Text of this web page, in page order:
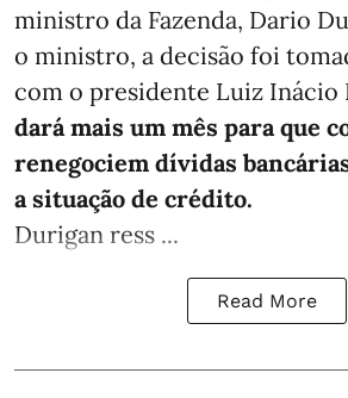
ministro da Fazenda, Dario
o ministro, a decisão foi
com o presidente Luiz Inácio
dará mais um mês para que
renegociem dívidas
a situação de crédito.
Durigan ress ...
Read More